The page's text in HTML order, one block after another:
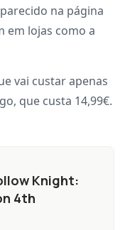
na página
em lojas como a
vai custar apenas
que custa 14,99€.
Knight:
4th